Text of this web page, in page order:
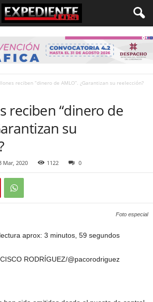
reciben “dinero de AMLO”. ¿Garantizan su reelección?
reciben “dinero de
su
Mar, 2020 1122 0
Foto especial
aprox: 3 minutos, 59 segundos
RODRÍGUEZ/@pacorodriguez